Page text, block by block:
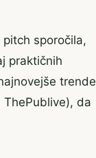
sporočila,
praktičnih
trende
da